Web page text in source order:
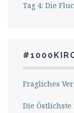
Tag 4: Die
Fragliches
Die